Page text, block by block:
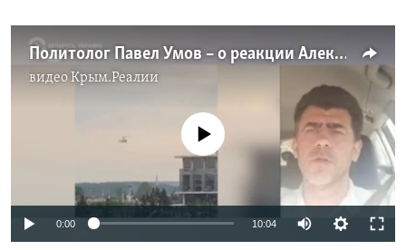
Политолог Павел Умов – о реакции Александра Лукашенко на протесты в стране
видео Крым.Реалии
No media source currently available
0:00 10:04